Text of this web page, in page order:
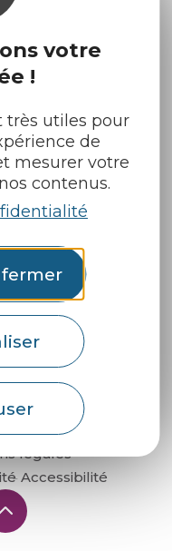
votre
!
très utiles pour
de
mesurer votre
contenus.
?
légales
Accessibilité